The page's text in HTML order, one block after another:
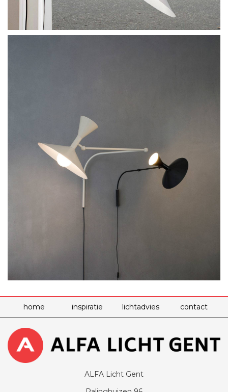
home inspiratie lichtadvies contact
ALFA Licht Gent